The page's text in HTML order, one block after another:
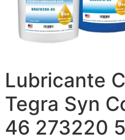
Lubricante
Tegra Syn
46 273220